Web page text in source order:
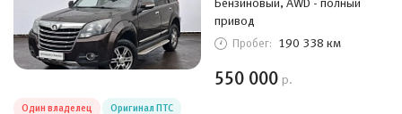
привод
Пробег: 190 338 км
550 000 р.
Один владелец Оригинал ПТС